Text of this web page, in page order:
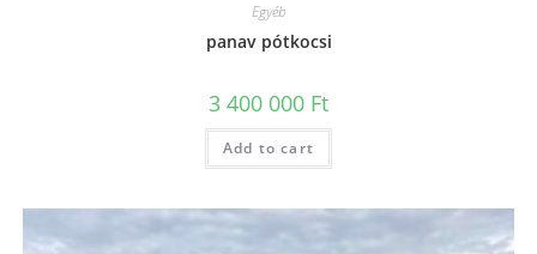
Egyéb
panav pótkocsi
3 400 000 Ft
Add to cart